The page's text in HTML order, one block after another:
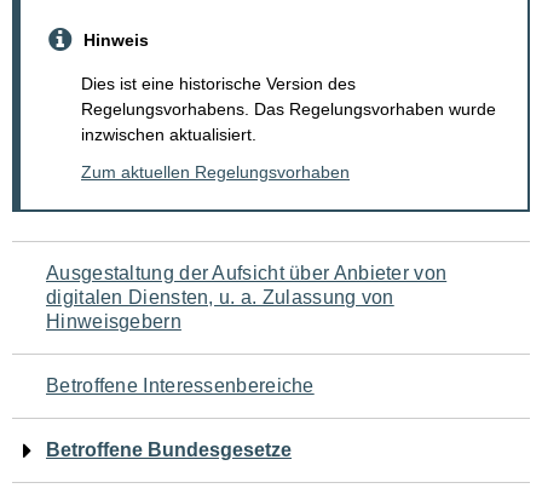
Hinweis
Dies ist eine historische Version des
Regelungsvorhabens. Das Regelungsvorhaben wurde
inzwischen aktualisiert.
Zum aktuellen Regelungsvorhaben
Navigation
für
den
Seiteninhalt
Ausgestaltung der Aufsicht über Anbieter von
digitalen Diensten, u. a. Zulassung von
Hinweisgebern
Betroffene Interessenbereiche
Betroffene Bundesgesetze